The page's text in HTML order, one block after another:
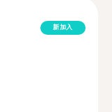
新加入